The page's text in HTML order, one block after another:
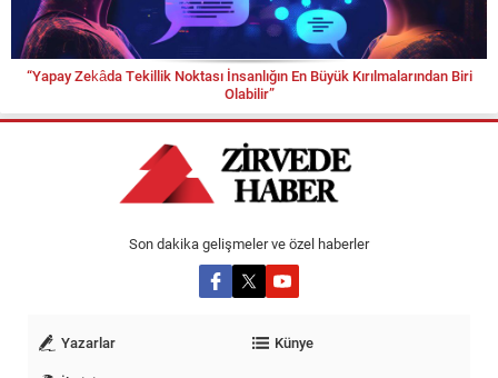
“Yapay Zekâda Tekillik Noktası İnsanlığın En Büyük Kırılmalarından Biri
Olabilir”
Son dakika gelişmeler ve özel haberler
Yazarlar
Künye